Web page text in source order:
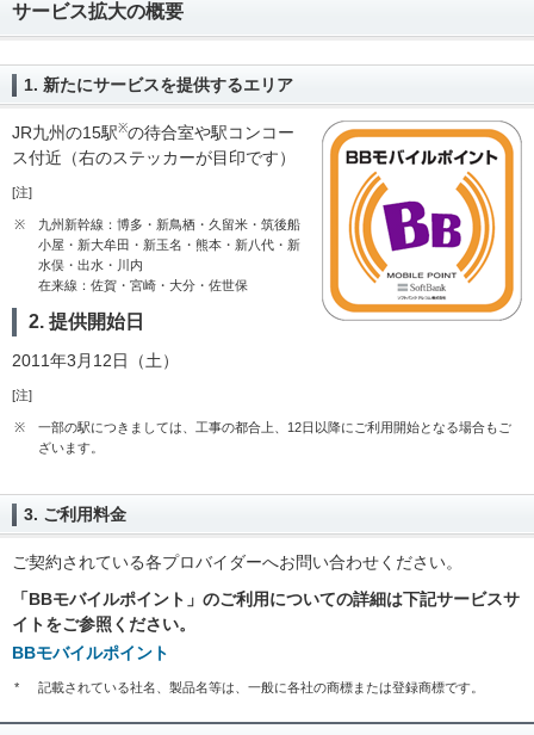
サービス拡大の概要
1. 新たにサービスを提供するエリア
JR九州の15駅※の待合室や駅コンコー
ス付近（右のステッカーが目印です）
[注]
※
九州新幹線：博多・新鳥栖・久留米・筑後船
小屋・新大牟田・新玉名・熊本・新八代・新
水俣・出水・川内
在来線：佐賀・宮崎・大分・佐世保
2. 提供開始日
2011年3月12日（土）
[注]
※
一部の駅につきましては、工事の都合上、12日以降にご利用開始となる場合もご
ざいます。
3. ご利用料金
ご契約されている各プロバイダーへお問い合わせください。
「BBモバイルポイント」のご利用についての詳細は下記サービスサ
イトをご参照ください。
BBモバイルポイント
* 記載されている社名、製品名等は、一般に各社の商標または登録商標です。